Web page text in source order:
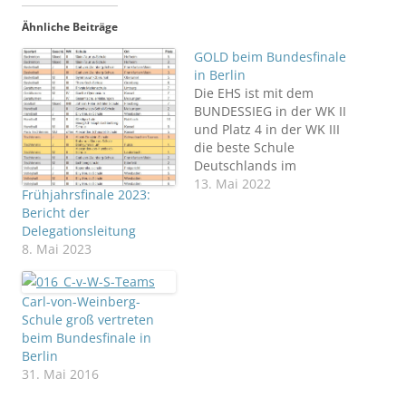
Ähnliche Beiträge
Frühjahrsfinale 2023:
Bericht der
Delegationsleitung
8. Mai 2023
GOLD beim Bundesfinale
in Berlin
Die EHS ist mit dem
BUNDESSIEG in der WK II
und Platz 4 in der WK III
die beste Schule
Deutschlands im
Volleyball der Mädchen
13. Mai 2022
Carl-von-Weinberg-
Schule groß vertreten
beim Bundesfinale in
Berlin
31. Mai 2016